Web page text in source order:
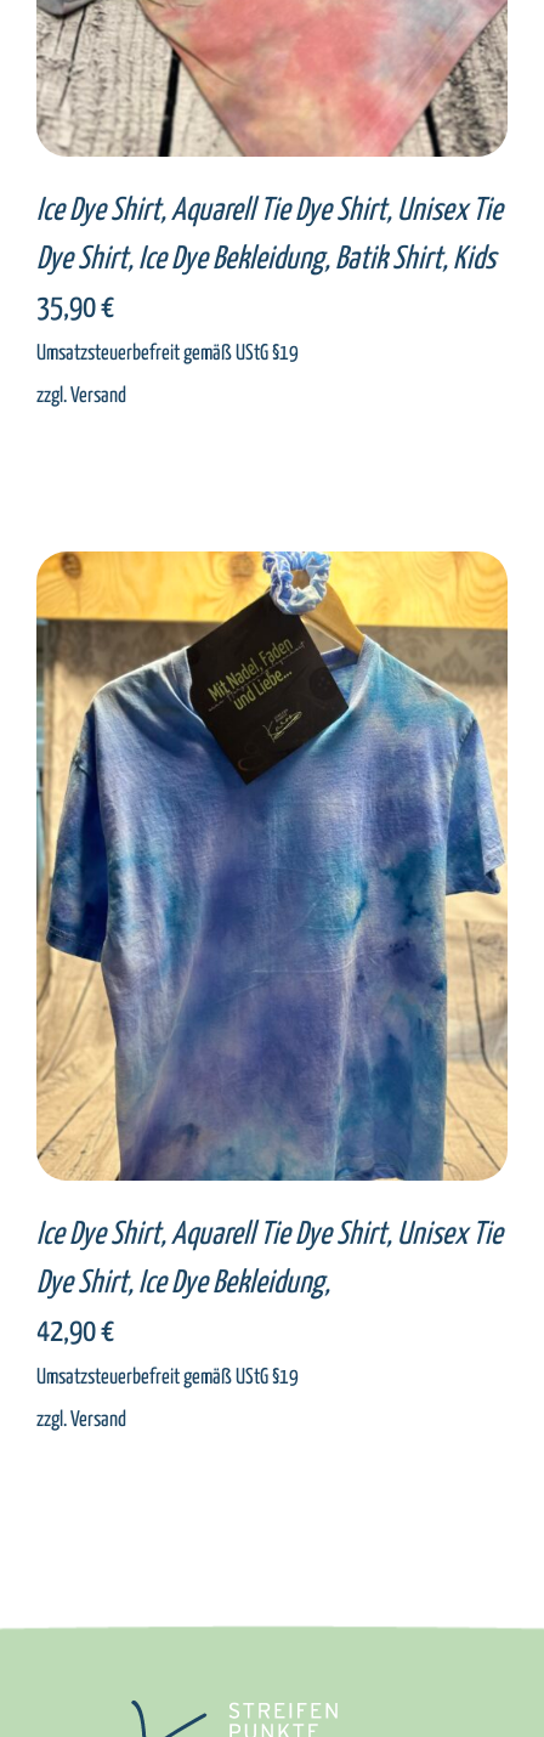
Ice Dye Shirt, Aquarell Tie Dye Shirt, Unisex Tie
Dye Shirt, Ice Dye Bekleidung, Batik Shirt, Kids
35,90€
Umsatzsteuerbefreit gemäß UStG §19
zzgl.Versand
SELECT OPTIONS DETAILS
Ice Dye Shirt, Aquarell Tie Dye Shirt, Unisex Tie
Dye Shirt, Ice Dye Bekleidung,
42,90€
Umsatzsteuerbefreit gemäß UStG §19
zzgl.Versand